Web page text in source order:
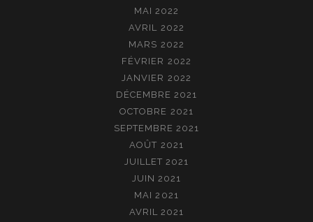
MAI 2022
AVRIL 2022
MARS 2022
FÉVRIER 2022
JANVIER 2022
DÉCEMBRE 2021
OCTOBRE 2021
SEPTEMBRE 2021
AOÛT 2021
JUILLET 2021
JUIN 2021
MAI 2021
AVRIL 2021